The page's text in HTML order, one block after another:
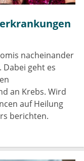
nacheinander
geht es
an Krebs. Wird
auf Heilung
berichten.